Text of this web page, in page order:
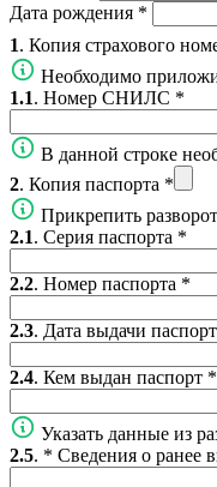
Дата рождения *
1. Копия страхового
Необходимо
1.1. Номер СНИЛС *
В данной строке
2. Копия паспорта *
Прикрепить
2.1. Серия паспорта *
2.2. Номер паспорта *
2.3. Дата выдачи
2.4. Кем выдан паспорт *
Указать данные из
2.5. * Сведения о ранее